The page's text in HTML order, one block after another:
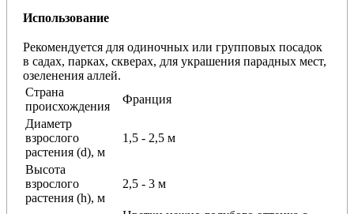
Использование
Рекомендуется для одиночных или групповых посадок
в садах, парках, скверах, для украшения парадных мест,
озеленения аллей.
Страна
происхождения
Франция
Диаметр
взрослого
растения (d), м
1,5 - 2,5 м
Высота
взрослого
растения (h), м
2,5 - 3 м